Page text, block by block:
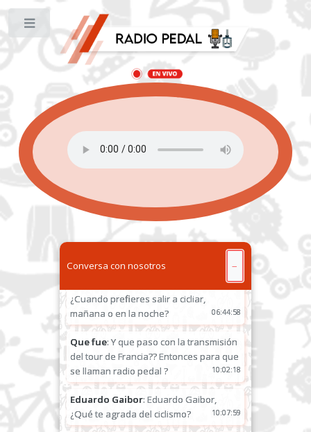
Conversa con nosotros −
Andres: Buenas tardes, están
transmitiendo el giro?
12:04:25
: Samuel
Fabián Terán
: Fabián Terán, ¿Cuando
noche?
09:03:05
Fabián Terán: De día 09:03:15
Fabián Terán
: Por donde trasmite el
giro de italia
09:03:59
Luis Chicaiza: Luis Chicaiza, ¿Cuál es tu
10:12:55
¿Cuando prefieres salir a cicliar,
mañana o en la noche?
06:44:58
Que fue: Y que paso con la transmisión
del tour de Francia?? Entonces para que
se llaman radio pedal ?
10:02:18
Eduardo Gaibor: Eduardo Gaibor,
¿Qué te agrada del ciclismo?
10:07:59
Toggle